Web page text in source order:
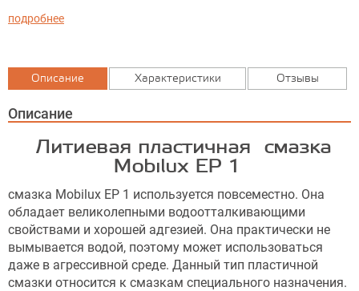
подробнее
Описание Характеристики Отзывы
Описание
Литиевая пластичная смазка
Mobilux EP 1
смазка Mobilux EP 1 используется повсеместно. Она
обладает великолепными водоотталкивающими
свойствами и хорошей адгезией. Она практически не
вымывается водой, поэтому может использоваться
даже в агрессивной среде. Данный тип пластичной
смазки относится к смазкам специального назначения.